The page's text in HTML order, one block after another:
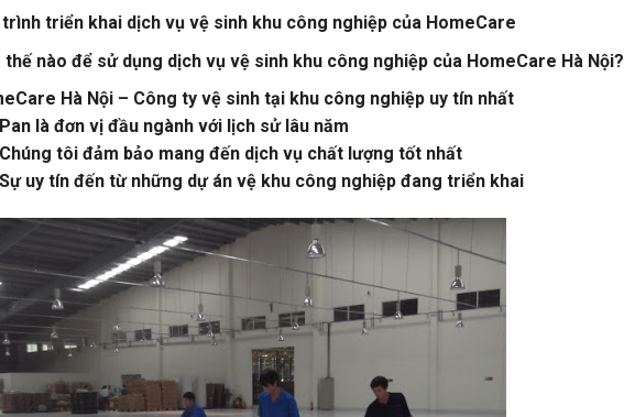
trình triển khai dịch vụ vệ sinh khu công nghiệp của HomeCare
thế nào để sử dụng dịch vụ vệ sinh khu công nghiệp của HomeCare Hà Nội?
Hà Nội – Công ty vệ sinh tại khu công nghiệp uy tín nhất
là đơn vị đầu ngành với lịch sử lâu năm
tôi đảm bảo mang đến dịch vụ chất lượng tốt nhất
uy tín đến từ những dự án vệ khu công nghiệp đang triển khai